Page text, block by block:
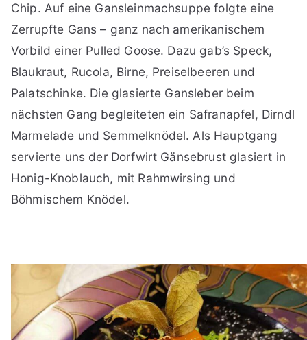
Chip. Auf eine Gansleinmachsuppe folgte eine
Zerrupfte Gans – ganz nach amerikanischem
Vorbild einer Pulled Goose. Dazu gab’s Speck,
Blaukraut, Rucola, Birne, Preiselbeeren und
Palatschinke. Die glasierte Gansleber beim
nächsten Gang begleiteten ein Safranapfel, Dirndl
Marmelade und Semmelknödel. Als Hauptgang
servierte uns der Dorfwirt Gänsebrust glasiert in
Honig-Knoblauch, mit Rahmwirsing und
Böhmischem Knödel.